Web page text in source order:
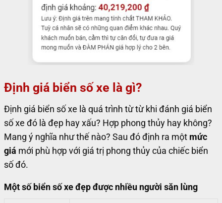
Định giá biển số xe là gì?
Định giá biển số xe là quá trình từ từ khi đánh giá biển
số xe đó là đẹp hay xấu? Hợp phong thủy hay không?
Mang ý nghĩa như thế nào? Sau đó định ra một mức
giá mới phù hợp với giá trị phong thủy của chiếc biển
số đó.
Một số biển số xe đẹp được nhiều người săn lùng